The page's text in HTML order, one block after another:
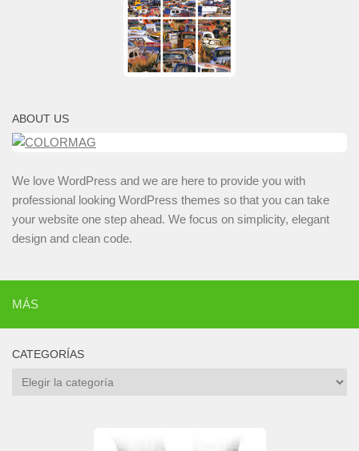
ABOUT US
We love WordPress and we are here to provide you with
professional looking WordPress themes so that you can take
your website one step ahead. We focus on simplicity, elegant
design and clean code.
MÁS
CATEGORÍAS
Categorías